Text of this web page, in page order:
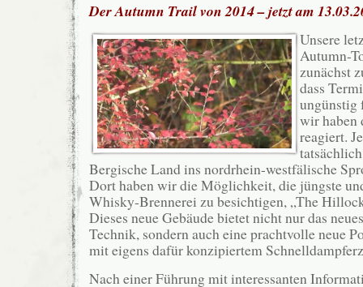
Der Autumn Trail von 2014 – jetzt am
Unsere
Autumn-
zunächst
dass
ungünstig
wir haben
reagiert.
Bergische Land ins nordrhein-westfälische
Dort haben wir die Möglichkeit, die jüngste
Whisky-Brennerei zu besichtigen, „The
Dieses neue Gebäude bietet nicht nur das
Technik, sondern auch eine prachtvolle neue
mit eigens dafür konzipiertem
Nach einer Führung mit interessanten